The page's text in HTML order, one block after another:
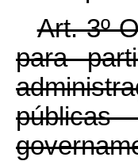
Art. 3º
para